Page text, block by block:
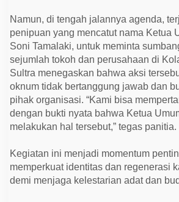
Namun, di tengah jalannya agenda,
penipuan yang mencatut nama Ketua
Soni Tamalaki, untuk meminta
sejumlah tokoh dan perusahaan di
Sultra menegaskan bahwa aksi
oknum tidak bertanggung jawab dan
pihak organisasi. “Kami bisa
dengan bukti nyata bahwa Ketua
melakukan hal tersebut,” tegas panitia.
Kegiatan ini menjadi momentum
memperkuat identitas dan regenerasi
demi menjaga kelestarian adat dan